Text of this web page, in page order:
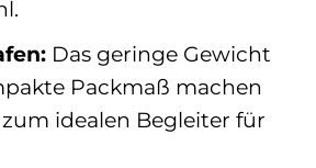
Das geringe Gewicht
Packmaß machen
idealen Begleiter für